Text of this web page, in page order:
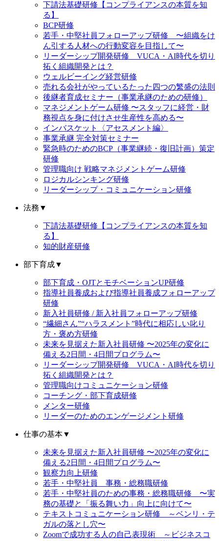
下請法基礎研修【コンプライアンスの本質を知
る】
BCP研修
若手・中堅社員フォローアップ研修 〜組織をけ
ん引する人材への行動変容を目指して〜
リーダーシップ開発研修 VUCA・AI時代を切り
拓く組織開発とは？
ウェルビーイング経営研修
売れる会社がやっているたった四つの繁盛の法則
後継者育成セミナー（事業承継のための研修）
マネジメントゲーム研修 〜スタッフに経営・財
務視点を身に付けさせ生産性を高める〜
インバスケット〈アセスメント編〉
事業承継 完全対策セミナー
緊急時のためのBCP（事業継続・復旧計画）策定
研修
管理職向け 戦略マネジメントゲーム研修
ロジカルシンキング研修
リーダーシップ・コミュニケーション研修
法務 ▼
下請法基礎研修【コンプライアンスの本質を知
る】
知的財産研修
部下育成▼
部下育成・OJTとモチベーションUP研修
指導社員養成および指導社員養成フォローアップ
研修
新入社員研修 / 新入社員フォローアップ研修
“繊細さん”“ハラスメント”時代に相応しい叱り
方・褒め方研修
未来を見据えた新入社員研修 〜2025年の変化に
備える2日間・4日間プログラム〜
リーダーシップ開発研修 VUCA・AI時代を切り
拓く組織開発とは？
管理職向けコミュニケーション研修
コーチング・部下育成研修
メンター研修
リーダーのためのエンゲージメント研修
仕事の基本▼
未来を見据えた新入社員研修 〜2025年の変化に
備える2日間・4日間プログラム〜
観察力向上研修
若手・中堅社員 事務・総務職研修
若手・中堅社員のための事務・総務職研修 〜実
務の基礎と「振る舞い力」向上に向けて〜
テキストコミュニケーション研修 ～ベンリ・テ
ガルの落とし穴〜
Zoomで成功する人の自己表現術 ～ビジネスコ